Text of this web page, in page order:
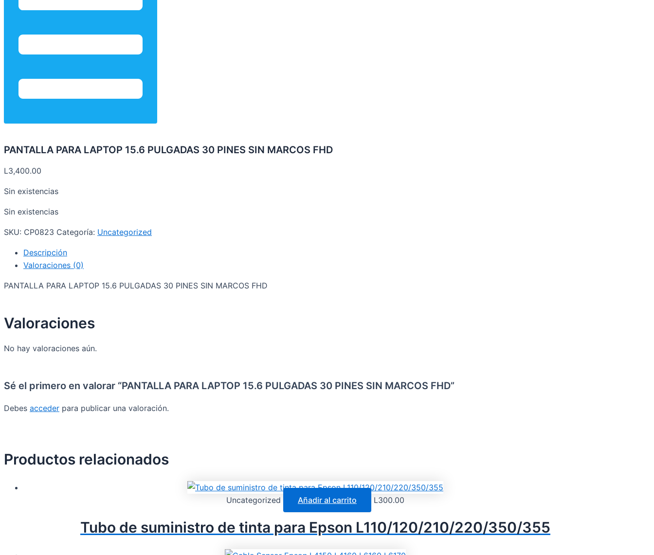
PANTALLA PARA LAPTOP 15.6 PULGADAS 30 PINES SIN MARCOS FHD
L3,400.00
Sin existencias
Sin existencias
SKU: CP0823 Categoría: Uncategorized
Descripción
Valoraciones (0)
PANTALLA PARA LAPTOP 15.6 PULGADAS 30 PINES SIN MARCOS FHD
Valoraciones
No hay valoraciones aún.
Sé el primero en valorar “PANTALLA PARA LAPTOP 15.6 PULGADAS 30 PINES SIN MARCOS FHD”
Debes acceder para publicar una valoración.
Productos relacionados
Uncategorized Añadir al carrito L300.00
Tubo de suministro de tinta para Epson L110/120/210/220/350/355